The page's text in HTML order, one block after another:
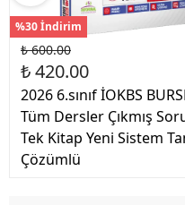
%30 İndirim
₺ 600.00
₺ 420.00
2026 6.sınıf İOKBS
Tüm Dersler Çıkmış
Tek Kitap Yeni Sistem
Çözümlü